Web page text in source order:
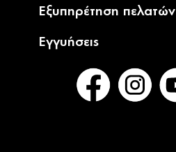
Εξυπηρέτηση πελατών
Εγγυήσεις